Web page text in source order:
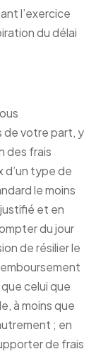
l’exercice
du délai
de votre part, y
des frais
type de
le moins
et en
du jour
de résilier le
celui que
à moins que
; en
de frais